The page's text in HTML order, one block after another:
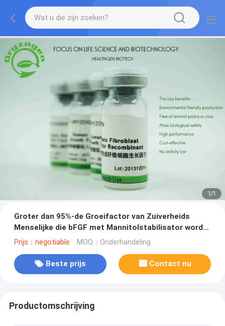
1/1
Groter dan 95%-de Groeifactor van Zuiverheids
Menselijke die bFGF met Mannitolstabilisator wordt
gevriesdroogd
Prijs：negotiable MOQ：Onderhandeling
Beste prijs Contact nu
Productomschrijving